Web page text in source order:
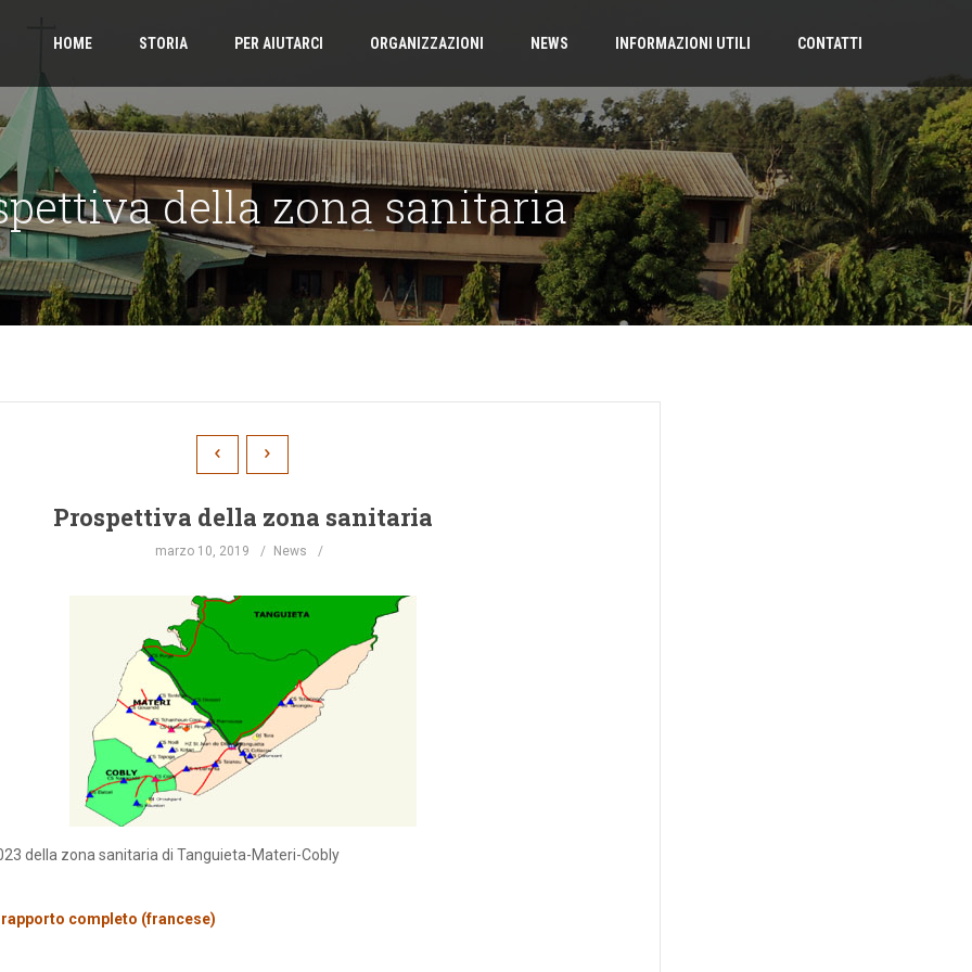
HOME STORIA PER AIUTARCI ORGANIZZAZIONI NEWS INFORMAZIONI UTILI CONTATTI
della zona sanitaria
Prospettiva della zona sanitaria
marzo 10, 2019 News
della zona sanitaria di Tanguieta-Materi-Cobly
completo (francese)